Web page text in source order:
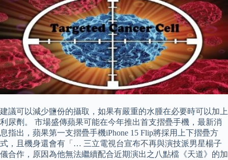
建議可以減少鹽份的攝取，如果有嚴重的水腫在必要時可以加上
利尿劑。 市場盛傳蘋果可能在今年推出首支摺疊手機，最新消
息指出，蘋果第一支摺疊手機iPhone 15 Flip將採用上下摺疊方
式，且機身還會有「… 三立電視台宣布不再與演技派男星楊子
儀合作，原因為他無法繼續配合近期演出之八點檔《天道》的加